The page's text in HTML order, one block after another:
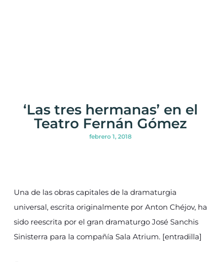
‘Las tres hermanas’ en el
Teatro Fernán Gómez
febrero 1, 2018
Una de las obras capitales de la dramaturgia
universal, escrita originalmente por Anton Chéjov, ha
sido reescrita por el gran dramaturgo José Sanchis
Sinisterra para la compañía Sala Atrium. [entradilla]